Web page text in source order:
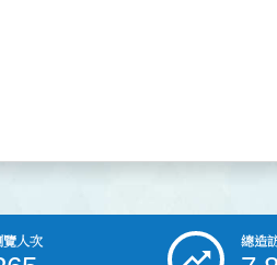
覽人次 總造